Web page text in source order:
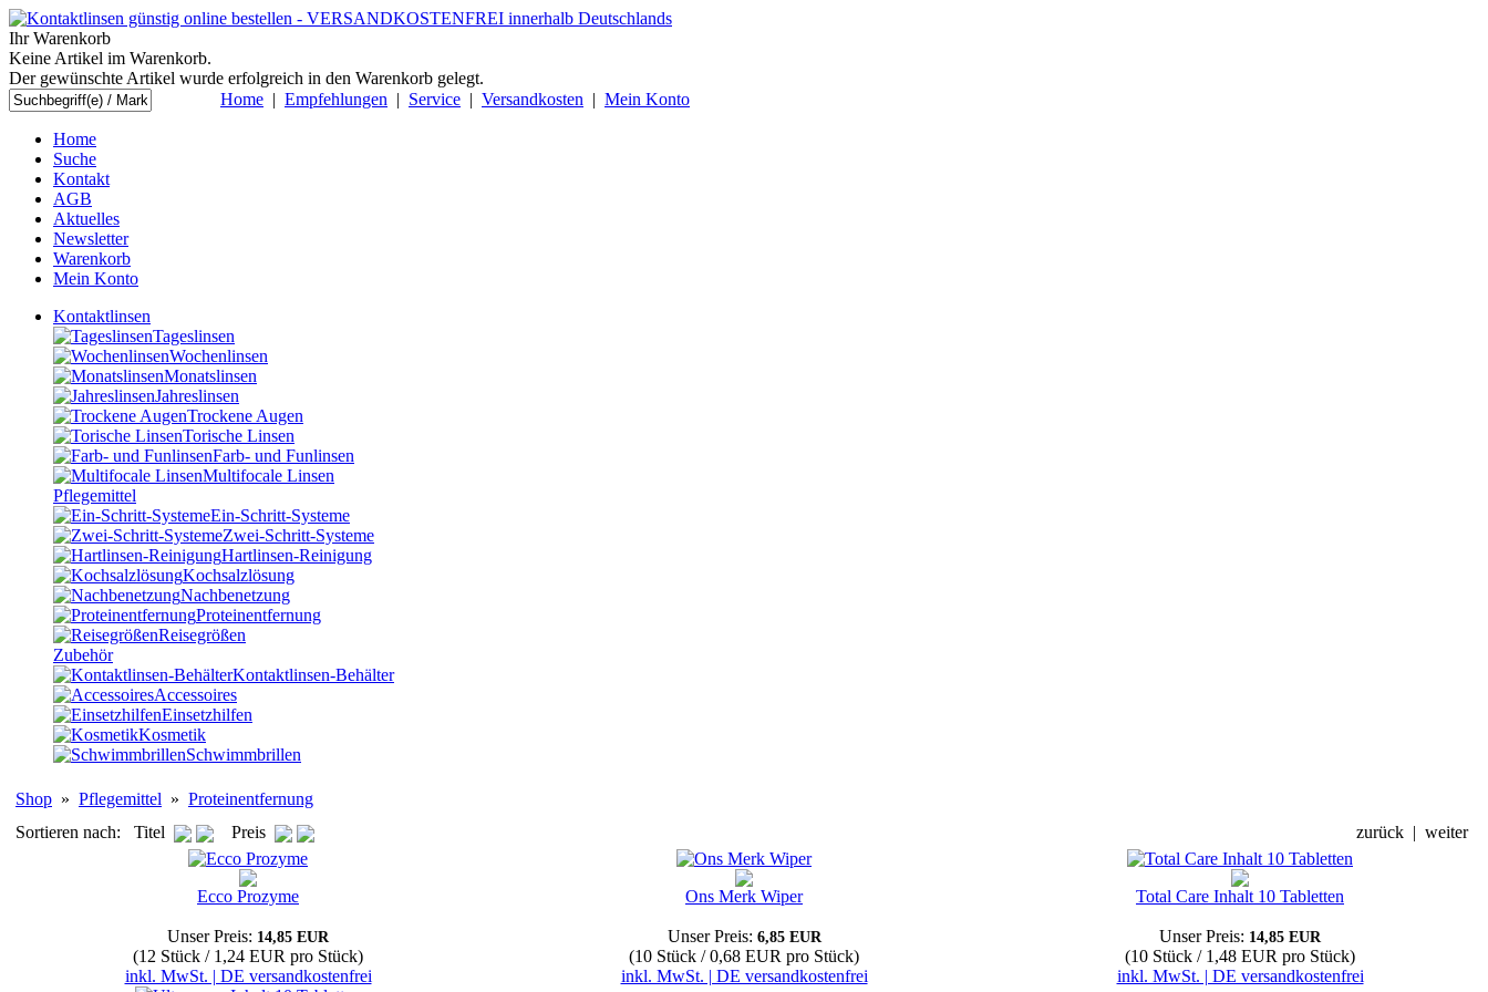
Ihr Warenkorb
Keine Artikel im Warenkorb.
Der gewünschte Artikel wurde erfolgreich in den Warenkorb gelegt.
Home | Empfehlungen | Service | Versandkosten | Mein Konto
Home
Suche
Kontakt
AGB
Aktuelles
Newsletter
Warenkorb
Mein Konto
Kontaktlinsen
Tageslinsen
Wochenlinsen
Monatslinsen
Jahreslinsen
Trockene Augen
Torische Linsen
Farb- und Funlinsen
Multifocale Linsen
Pflegemittel
Ein-Schritt-Systeme
Zwei-Schritt-Systeme
Hartlinsen-Reinigung
Kochsalzlösung
Nachbenetzung
Proteinentfernung
Reisegrößen
Zubehör
Kontaktlinsen-Behälter
Accessoires
Einsetzhilfen
Kosmetik
Schwimmbrillen
Shop » Pflegemittel » Proteinentfernung
Sortieren nach: Titel
Preis zurück | weiter
Ecco Prozyme
Unser Preis: 14,85 EUR
(12 Stück / 1,24 EUR pro Stück)
inkl. MwSt. | DE versandkostenfrei
Ons Merk Wiper
Unser Preis: 6,85 EUR
(10 Stück / 0,68 EUR pro Stück)
inkl. MwSt. | DE versandkostenfrei
Total Care Inhalt 10 Tabletten
Unser Preis: 14,85 EUR
(10 Stück / 1,48 EUR pro Stück)
inkl. MwSt. | DE versandkostenfrei